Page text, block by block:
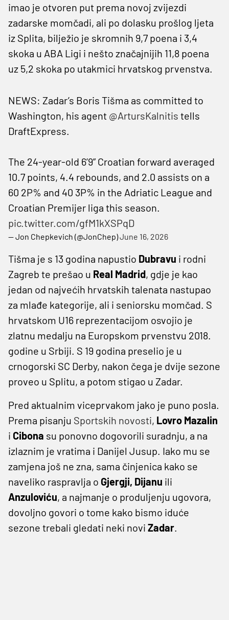
imao je otvoren put prema novoj zvijezdi
zadarske momčadi, ali po dolasku prošlog ljeta
iz Splita, bilježio je skromnih 9,7 poena i 3,4
skoka u ABA Ligi i nešto značajnijih 11,8 poena
uz 5,2 skoka po utakmici hrvatskog prvenstva.
NEWS: Zadar’s Boris Tišma as committed to
Washington, his agent @ArtursKalnitis tells
DraftExpress.
The 24-year-old 6’9” Croatian forward averaged
10.7 points, 4.4 rebounds, and 2.0 assists on a
60 2P% and 40 3P% in the Adriatic League and
Croatian Premijer liga this season.
pic.twitter.com/gfM1kXSPqD
— Jon Chepkevich (@JonChep)June 16, 2026
Tišma je s 13 godina napustio Dubravu i rodni
Zagreb te prešao u Real Madrid, gdje je kao
jedan od najvećih hrvatskih talenata nastupao
za mlađe kategorije, ali i seniorsku momčad. S
hrvatskom U16 reprezentacijom osvojio je
zlatnu medalju na Europskom prvenstvu 2018.
godine u Srbiji. S 19 godina preselio je u
crnogorski SC Derby, nakon čega je dvije sezone
proveo u Splitu, a potom stigao u Zadar.
Pred aktualnim viceprvakom jako je puno posla.
Prema pisanju Sportskih novosti, Lovro Mazalin
i Cibona su ponovno dogovorili suradnju, a na
izlaznim je vratima i Danijel Jusup. Iako mu se
zamjena još ne zna, sama činjenica kako se
naveliko raspravlja o Gjergji, Dijanu ili
Anzuloviću, a najmanje o produljenju ugovora,
dovoljno govori o tome kako bismo iduće
sezone trebali gledati neki novi Zadar.